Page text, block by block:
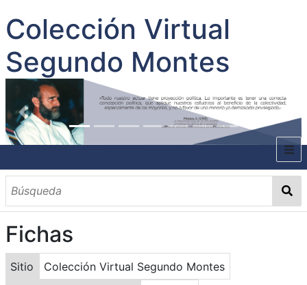
Colección Virtual
Segundo Montes
INICIO
SOBRE EL AUTOR
CONTENIDO
TODOS LOS DOCUMENTOS
CATEGORIAS
OBRAS SOBRE EL AUTOR P. SEGUNDO MONTES
MATERIAS
PALABRAS CLAVES
MULTIMEDIA
Fichas
Sitio
Colección Virtual Segundo Montes